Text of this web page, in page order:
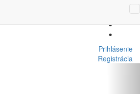
Prihlásenie
Registrácia